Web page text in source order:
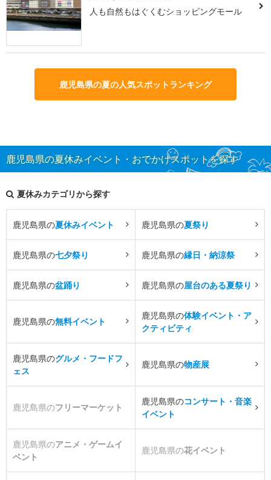
人も自然もはぐくむショッピングモール
鹿児島県の夏の人気スポットランキング
鹿児島県の夏休みイベント・おでかけスポットを探す
夏休みカテゴリから探す
鹿児島県の夏休みイベント 鹿児島県の夏祭り
鹿児島県の七夕祭り 鹿児島県の縁日・納涼祭
鹿児島県の盆踊り 鹿児島県の屋台のある夏祭り
鹿児島県の無料イベント
鹿児島県の体験イベント・ア
クティビティ
鹿児島県のグルメ・フードフ
ェス
鹿児島県の物産展
鹿児島県のフリーマーケット
鹿児島県のコンサート・音楽
イベント
鹿児島県のアニメ・ゲームイ
ベント
鹿児島県の花イベント